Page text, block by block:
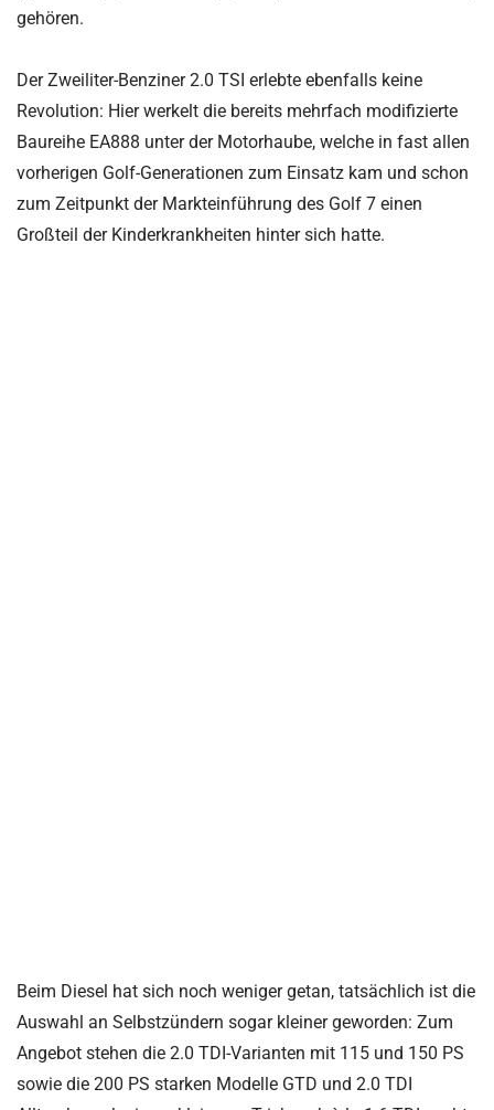
gehören.
Der Zweiliter-Benziner 2.0 TSI erlebte ebenfalls keine
Revolution: Hier werkelt die bereits mehrfach modifizierte
Baureihe EA888 unter der Motorhaube, welche in fast allen
vorherigen Golf-Generationen zum Einsatz kam und schon
zum Zeitpunkt der Markteinführung des Golf 7 einen
Großteil der Kinderkrankheiten hinter sich hatte.
Beim Diesel hat sich noch weniger getan, tatsächlich ist die
Auswahl an Selbstzündern sogar kleiner geworden: Zum
Angebot stehen die 2.0 TDI-Varianten mit 115 und 150 PS
sowie die 200 PS starken Modelle GTD und 2.0 TDI